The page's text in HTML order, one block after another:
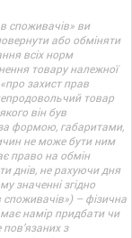
споживачів» ви
або обміняти
всіх норм
товару належної
захист прав
товар
він був
формою, габаритами,
не може бути ним
право на обмін
днів, не рахуючи дня
значенні згідно
споживачів») – фізична
намір придбати чи
з